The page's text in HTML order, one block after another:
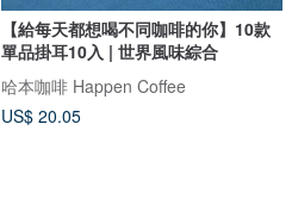
【給每天都想喝不同咖啡的你】10款
單品掛耳10入 | 世界風味綜合
哈本咖啡 Happen Coffee
US$ 20.05